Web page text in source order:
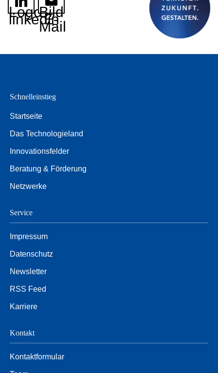
Logo
linkedin
Bild
E-
Mail
Schnelleinstieg
Startseite
Das Technologieland
Innovationsfelder
Beratung & Förderung
Netzwerke
Service
Impressum
Datenschutz
Newsletter
RSS Feed
Karriere
Kontakt
Kontaktformular